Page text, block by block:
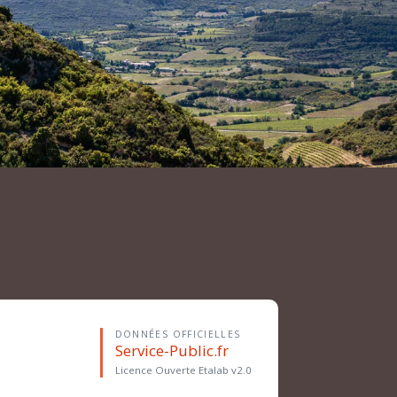
DONNÉES OFFICIELLES
Service-Public.fr
Licence Ouverte Etalab v2.0